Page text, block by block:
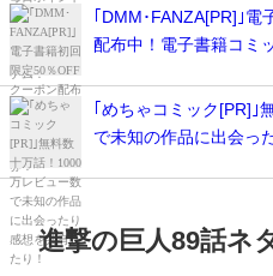
｢DMM･FANZA[PR]｣
配布中！電子書籍コミ
｢めちゃコミック[PR]｣
で未知の作品に出会っ
進撃の巨人89話ネ